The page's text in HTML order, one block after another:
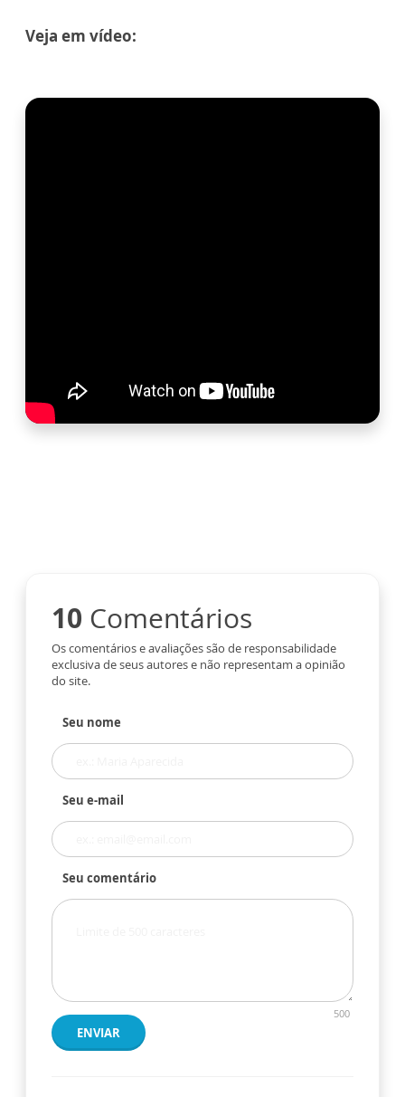
Veja em vídeo:
10 Comentários
Os comentários e avaliações são de responsabilidade
exclusiva de seus autores e não representam a opinião
do site.
Seu nome
Seu e-mail
Seu comentário
500
ENVIAR